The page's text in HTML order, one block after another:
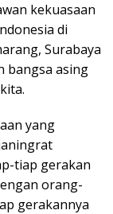
kekuasaan
di
Surabaya
bangsa asing
yang
tiap gerakan
orang-
gerakannya